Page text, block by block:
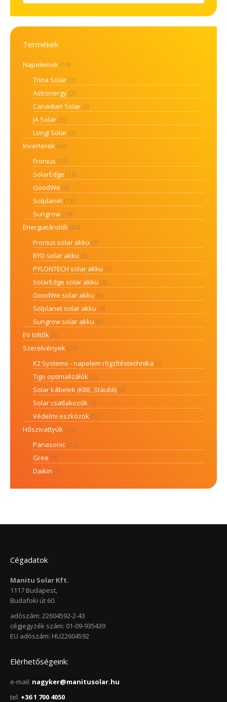
Termékek
Napelemek (14)
Trina Solar (3)
Astronergy (3)
Canadian Solar (2)
JA Solar (3)
Longi Solar (3)
Inverterek (63)
Fronius (15)
SolarEdge (16)
GoodWe (8)
Solplanet (13)
Sungrow (10)
Energiatárolók (24)
Fronius solar akku (2)
BYD solar akku (5)
PYLONTECH solar akku (1)
SolarEdge solar akku (3)
GoodWe solar akku (6)
Solplanet solar akku (4)
Sungrow solar akku (3)
EV töltők (4)
Szerelvények (25)
K2 Systems - napelem rögzítéstechnika (7)
Tigo optimalizálók (3)
Solar kábelek (KBE, Stäubli) (6)
Solar csatlakozók (4)
Védelmi eszközök (5)
Hőszivattyúk (21)
Panasonic (11)
Gree (9)
Daikin (1)
Cégadatok
Manitu Solar Kft.
1117 Budapest,
Budafoki út 60.
adószám: 22604592-2-43
cégjegyzék szám: 01-09-935439
EU adószám: HU22604592
Elérhetőségeink:
e-mail: nagyker@manitusolar.hu
tel. +36 1 700 4050